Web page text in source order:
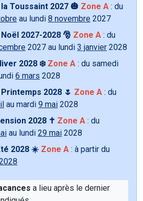
Toussaint 2027 🎃 Zone A : du
au lundi 8 novembre 2027
2027-2028 🎅 Zone A : du
2027 au lundi 3 janvier 2028
2028 ❄️ Zone A : du samedi
6 mars 2028
2028 🌷 Zone A : du
au mardi 9 mai 2028
2028 ✝️ Zone A : du
au lundi 29 mai 2028
2028 ☀️ Zone A : à partir du
a lieu après le dernier